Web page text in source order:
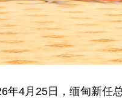
年4月25日，缅甸新任